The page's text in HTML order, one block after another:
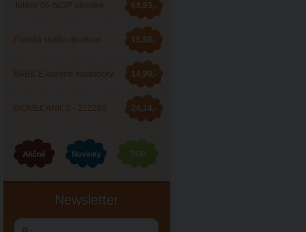
Barea 006053
Jokker 05-503P dámske
zdravotné šľapky
69,93,-
Pánská stielka do obuvi
JOKKER
15,58,-
BABICE kožené topánočky
BA-044
14,99,-
BIOMECANICS - 212202
celoročná obuv
24,14,-
Newsletter